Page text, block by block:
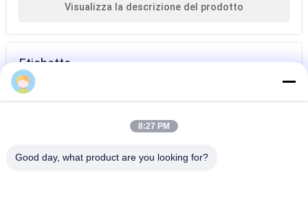
Visualizza la descrizione del prodotto
Etichette
laser ad anidride
macchina
professionale di
laser
lunghezza d'onda
8:27 PM
Good day, what product are you looking for?